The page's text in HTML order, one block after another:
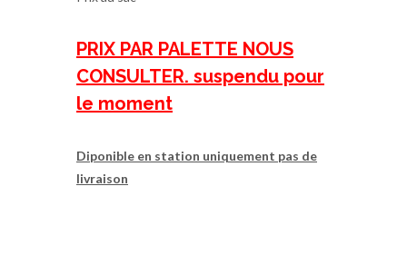
PRIX PAR PALETTE NOUS
CONSULTER. suspendu pour
le moment
Diponible en station uniquement pas de
livraison